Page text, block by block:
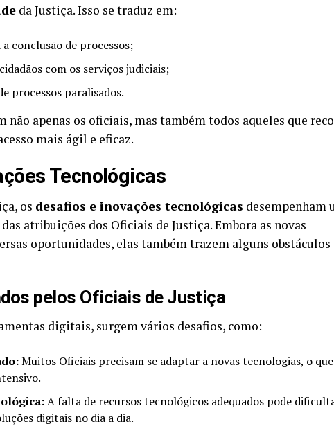
da Justiça. Isso se traduz em:
conclusão de processos;
com os serviços judiciais;
processos paralisados.
não apenas os oficiais, mas também todos aqueles que
mais ágil e eficaz.
Tecnológicas
os desafios e inovações tecnológicas desempenham
atribuições dos Oficiais de Justiça. Embora as novas
oportunidades, elas também trazem alguns obstáculos
pelos Oficiais de Justiça
digitais, surgem vários desafios, como:
Muitos Oficiais precisam se adaptar a novas tecnologias, o
A falta de recursos tecnológicos adequados pode
digitais no dia a dia.